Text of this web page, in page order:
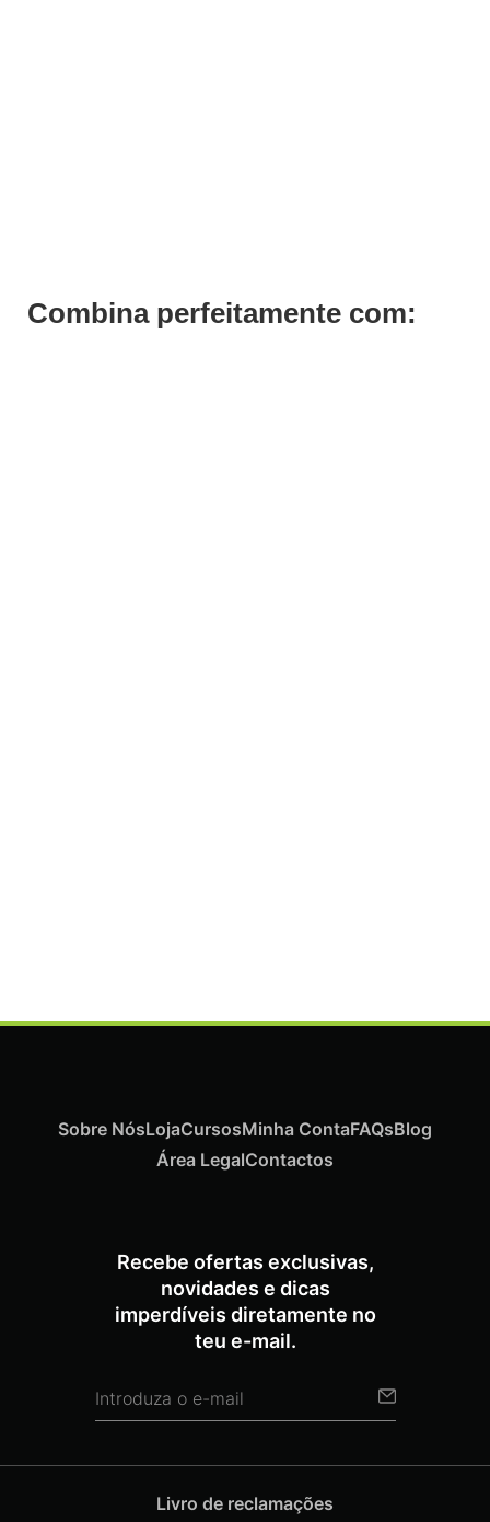
Combina perfeitamente com:
Recebe ofertas exclusivas,
novidades e dicas
imperdíveis diretamente no
teu e-mail.
Sobre NósLojaCursosMinha ContaFAQsBlog
Área LegalContactos
Livro de reclamações